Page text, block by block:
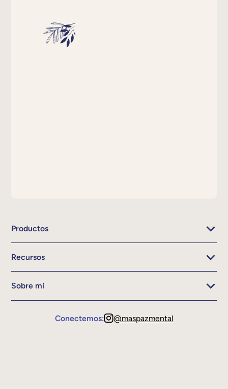
Productos
Recursos
Sobre mí
Conectemos: @maspazmental